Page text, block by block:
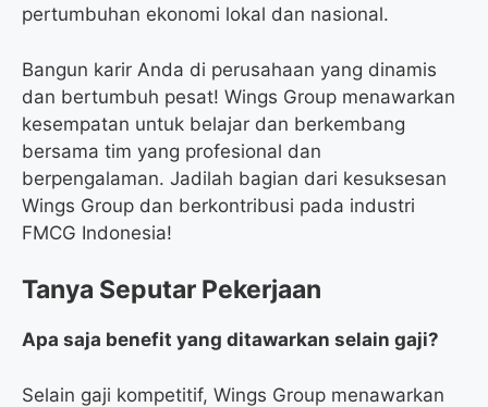
pertumbuhan ekonomi lokal dan nasional.
Bangun karir Anda di perusahaan yang dinamis
dan bertumbuh pesat! Wings Group menawarkan
kesempatan untuk belajar dan berkembang
bersama tim yang profesional dan
berpengalaman. Jadilah bagian dari kesuksesan
Wings Group dan berkontribusi pada industri
FMCG Indonesia!
Tanya Seputar Pekerjaan
Apa saja benefit yang ditawarkan selain gaji?
Selain gaji kompetitif, Wings Group menawarkan